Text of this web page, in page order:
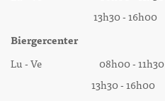
13h30 - 16h00
Biergercenter
Lu - Ve 08h00 - 11h30
13h30 - 16h00